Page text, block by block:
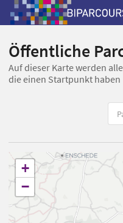
Öffentliche
Auf dieser Karte werden
die einen Startpunkt haben
+
−